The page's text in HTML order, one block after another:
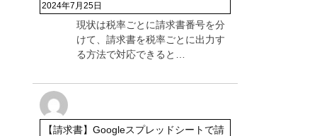
2024年7月25日
現状は税率ごとに請求書番号を分
けて、請求書を税率ごとに出力す
る方法で対応できると…
【請求書】Googleスプレッドシートで請